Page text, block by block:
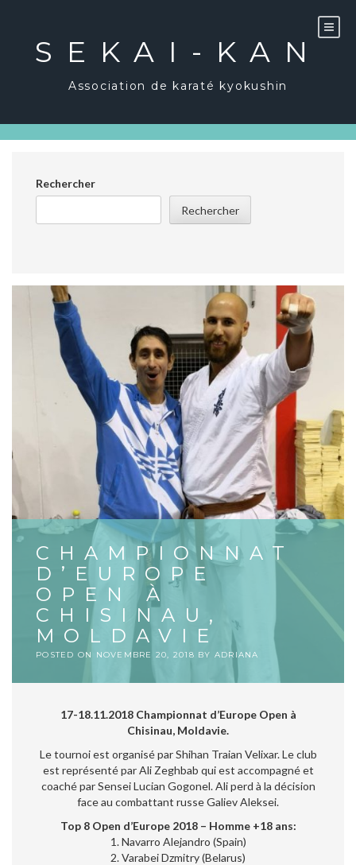
SEKAI-KAN
Association de karaté kyokushin
Rechercher
Rechercher
CHAMPIONNAT
D’EUROPE
OPEN À
CHISINAU,
MOLDAVIE
POSTED ON NOVEMBRE 20, 2018 BY ADRIANA
17-18.11.2018 Championnat d’Europe Open à
Chisinau, Moldavie.
Le tournoi est organisé par Shihan Traian Velixar. Le club
est représenté par Ali Zeghbab qui est accompagné et
coaché par Sensei Lucian Gogonel. Ali perd à la décision
face au combattant russe Galiev Aleksei.
Top 8 Open d’Europe 2018 – Homme +18 ans:
1. Navarro Alejandro (Spain)
2. Varabei Dzmitry (Belarus)